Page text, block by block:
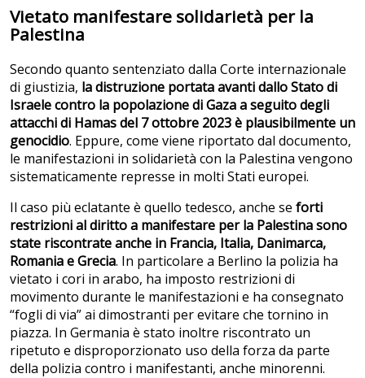
Vietato manifestare solidarietà per la
Palestina
Secondo quanto sentenziato dalla Corte internazionale
di giustizia, la distruzione portata avanti dallo Stato di
Israele contro la popolazione di Gaza a seguito degli
attacchi di Hamas del 7 ottobre 2023 è plausibilmente un
genocidio. Eppure, come viene riportato dal documento,
le manifestazioni in solidarietà con la Palestina vengono
sistematicamente represse in molti Stati europei.
Il caso più eclatante è quello tedesco, anche se forti
restrizioni al diritto a manifestare per la Palestina sono
state riscontrate anche in Francia, Italia, Danimarca,
Romania e Grecia. In particolare a Berlino la polizia ha
vietato i cori in arabo, ha imposto restrizioni di
movimento durante le manifestazioni e ha consegnato
“fogli di via” ai dimostranti per evitare che tornino in
piazza. In Germania è stato inoltre riscontrato un
ripetuto e disproporzionato uso della forza da parte
della polizia contro i manifestanti, anche minorenni.